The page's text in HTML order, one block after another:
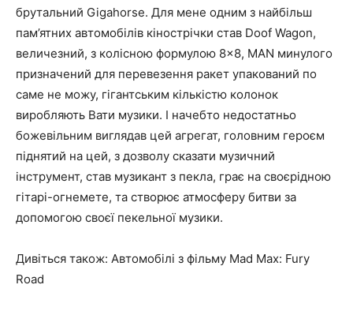
брутальний Gigahorse. Для мене одним з найбільш
пам’ятних автомобілів кінострічки став Doof Wagon,
величезний, з колісною формулою 8×8, MAN минулого
призначений для перевезення ракет упакований по
саме не можу, гігантським кількістю колонок
виробляють Вати музики. І начебто недостатньо
божевільним виглядав цей агрегат, головним героєм
піднятий на цей, з дозволу сказати музичний
інструмент, став музикант з пекла, грає на своєрідною
гітарі-огнемете, та створює атмосферу битви за
допомогою своєї пекельної музики.
Дивіться також: Автомобілі з фільму Mad Max: Fury
Road